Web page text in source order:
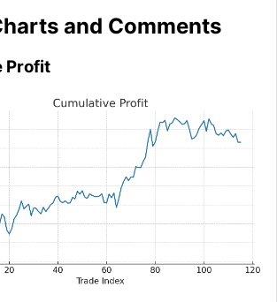
and Comments
Profit